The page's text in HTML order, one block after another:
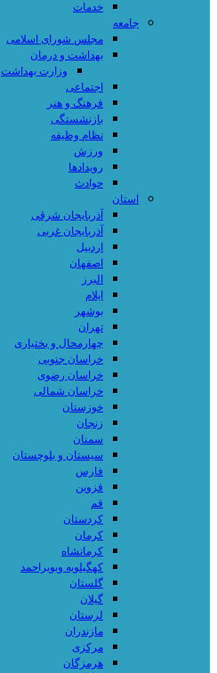
خدمات
جامعه
مجلس شورای اسلامی
بهداشت و درمان
وزارت بهداشت
اجتماعی
فرهنگ و هنر
بازنشستگی
نظام وظیفه
ورزش
رویدادها
حوادث
استان
آذربایجان شرقی
آذربایجان غربی
اردبیل
اصفهان
البرز
ایلام
بوشهر
تهران
چهارمحال و بختیاری
خراسان جنوبی
خراسان رضوی
خراسان شمالی
خوزستان
زنجان
سمنان
سیستان و بلوچستان
فارس
قزوین
قم
کردستان
کرمان
کرمانشاه
کهگیلویه وبویراحمد
گلستان
گیلان
لرستان
مازندران
مرکزی
هرمزگان